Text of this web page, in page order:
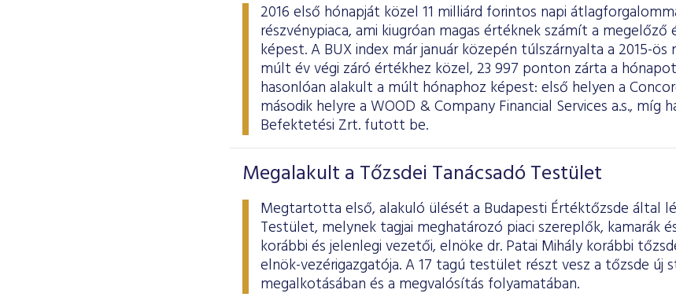
2016 első hónapját közel 11 milliárd forintos napi
részvénypiaca, ami kiugróan magas értéknek számít a megelőző
képest. A BUX index már január közepén túlszárnyalta a 2015-
múlt év végi záró értékhez közel, 23 997 ponton zárta a
hasonlóan alakult a múlt hónaphoz képest: első helyen a
második helyre a WOOD & Company Financial Services a.s., míg
Befektetési Zrt. futott be.
Megalakult a Tőzsdei Tanácsadó Testület
Megtartotta első, alakuló ülését a Budapesti Értéktőzsde által
Testület, melynek tagjai meghatározó piaci szereplők, kamarák
korábbi és jelenlegi vezetői, elnöke dr. Patai Mihály korábbi
elnök-vezérigazgatója. A 17 tagú testület részt vesz a tőzsde új
megalkotásában és a megvalósítás folyamatában.